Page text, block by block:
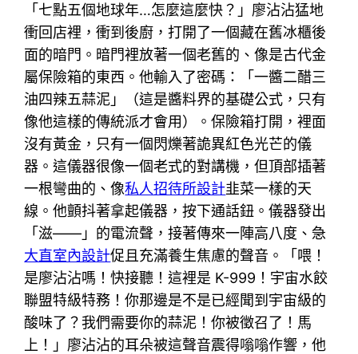
「七點五個地球年…怎麼這麼快？」廖沾沾猛地
衝回店裡，衝到後廚，打開了一個藏在舊冰櫃後
面的暗門。暗門裡放著一個老舊的、像是古代金
屬保險箱的東西。他輸入了密碼：「一醬二醋三
油四辣五蒜泥」（這是醬料界的基礎公式，只有
像他這樣的傳統派才會用）。保險箱打開，裡面
沒有黃金，只有一個閃爍著詭異紅色光芒的儀
器。這儀器很像一個老式的對講機，但頂部插著
一根彎曲的、像私人招待所設計韭菜一樣的天
線。他顫抖著拿起儀器，按下通話鈕。儀器發出
「滋——」的電流聲，接著傳來一陣高八度、急
大直室內設計促且充滿養生焦慮的聲音。「喂！
是廖沾沾嗎！快接聽！這裡是 K-999！宇宙水餃
聯盟特級特務！你那邊是不是已經聞到宇宙級的
酸味了？我們需要你的蒜泥！你被徵召了！馬
上！」廖沾沾的耳朵被這聲音震得嗡嗡作響，他